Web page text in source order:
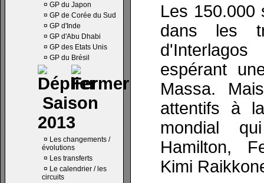
¤ GP du Japon
¤ GP de Corée du Sud
¤ GP d'Inde
¤ GP d'Abu Dhabi
¤ GP des Etats Unis
¤ GP du Brésil
Saison
2013
¤ Les changements /
évolutions
¤ Les transferts
¤ Le calendrier / les
circuits
Les 150.000
dans les
espérant
Massa.
attentifs à
mondial
Hamilton,
Kimi